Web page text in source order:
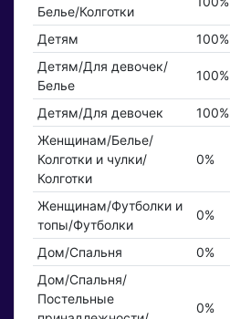
Белье/Колготки
Детям 100%
Детям/Для девочек/
Белье
100%
Детям/Для девочек 100%
Женщинам/Белье/
Колготки и чулки/
Колготки
0%
Женщинам/Футболки и
топы/Футболки
0%
Дом/Спальня 0%
Дом/Спальня/
Постельные
0%